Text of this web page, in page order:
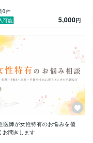
とても多いことを感
所になれたらと思っ
0件
可能
5,000円
医師が女性特有のお悩みを優
お聞きします